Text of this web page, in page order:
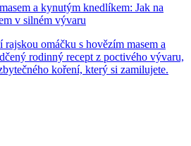
a kynutým knedlíkem: Jak na
v silném vývaru
omáčku s hovězím masem a
rodinný recept z poctivého vývaru,
koření, který si zamilujete.